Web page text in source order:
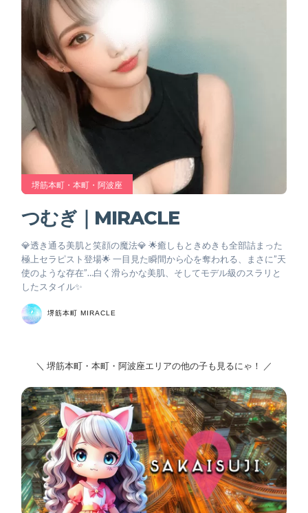
堺筋本町・本町・阿波座
つむぎ｜MIRACLE
💎透き通る美肌と笑顔の魔法💎 🌟癒しもときめきも全部詰まった
極上セラピスト登場🌟 一目見た瞬間から心を奪われる、まさに”天
使のような存在”…白く滑らかな美肌、そしてモデル級のスラリと
したスタイル✨
堺筋本町 MIRACLE
＼ 堺筋本町・本町・阿波座エリアの他の子も見るにゃ！ ／